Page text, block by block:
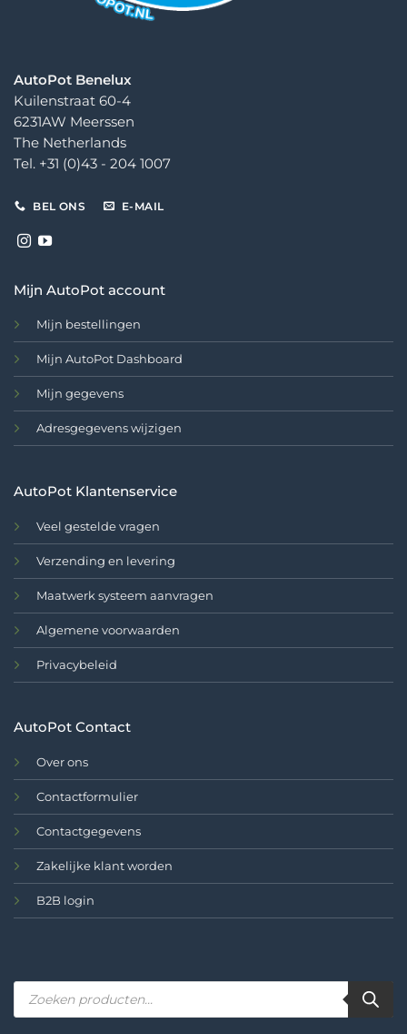
AutoPot Benelux
Kuilenstraat 60-4
6231AW Meerssen
The Netherlands
Tel. +31 (0)43 - 204 1007
BEL ONS E-MAIL
Mijn AutoPot account
Mijn bestellingen
Mijn AutoPot Dashboard
Mijn gegevens
Adresgegevens wijzigen
AutoPot Klantenservice
Veel gestelde vragen
Verzending en levering
Maatwerk systeem aanvragen
Algemene voorwaarden
Privacybeleid
AutoPot Contact
Over ons
Contactformulier
Contactgegevens
Zakelijke klant worden
B2B login
Producten
zoeken